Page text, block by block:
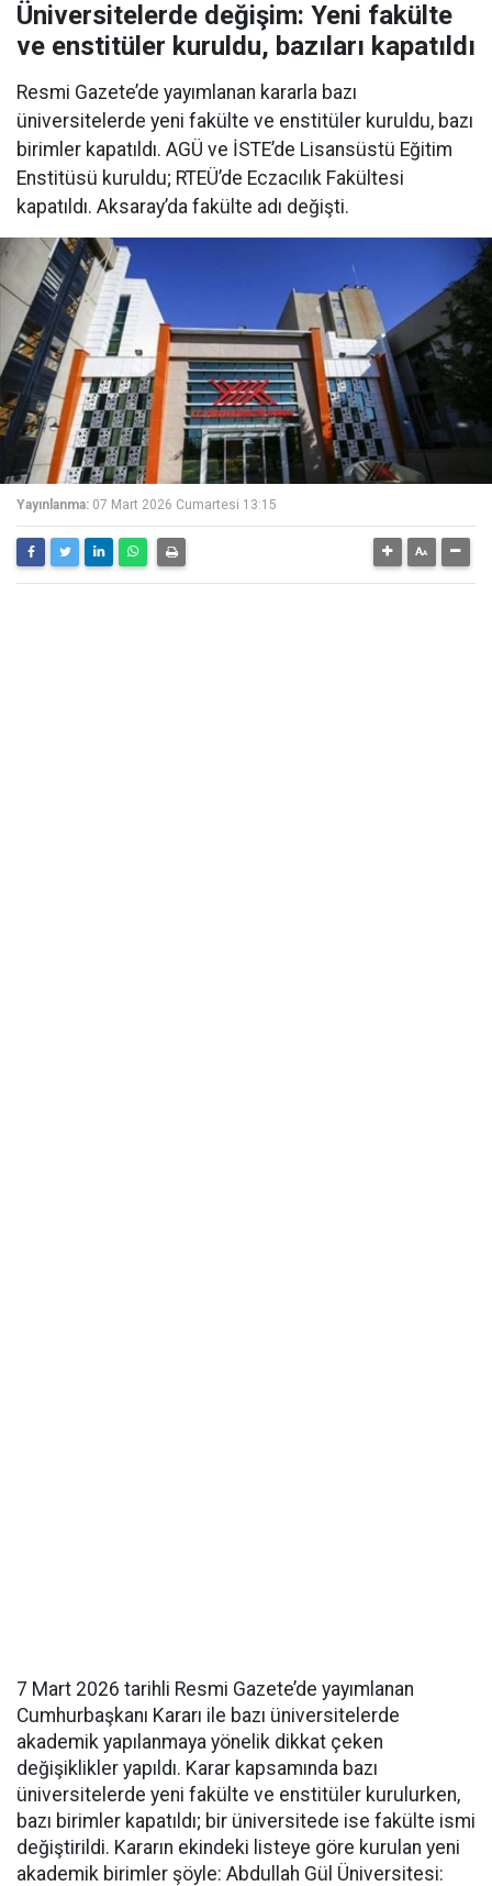
Üniversitelerde değişim: Yeni fakülte
ve enstitüler kuruldu, bazıları kapatıldı
Resmi Gazete’de yayımlanan kararla bazı
üniversitelerde yeni fakülte ve enstitüler kuruldu, bazı
birimler kapatıldı. AGÜ ve İSTE’de Lisansüstü Eğitim
Enstitüsü kuruldu; RTEÜ’de Eczacılık Fakültesi
kapatıldı. Aksaray’da fakülte adı değişti.
Yayınlanma: 07 Mart 2026 Cumartesi 13:15
7 Mart 2026 tarihli Resmi Gazete’de yayımlanan
Cumhurbaşkanı Kararı ile bazı üniversitelerde
akademik yapılanmaya yönelik dikkat çeken
değişiklikler yapıldı. Karar kapsamında bazı
üniversitelerde yeni fakülte ve enstitüler kurulurken,
bazı birimler kapatıldı; bir üniversitede ise fakülte ismi
değiştirildi. Kararın ekindeki listeye göre kurulan yeni
akademik birimler şöyle: Abdullah Gül Üniversitesi: